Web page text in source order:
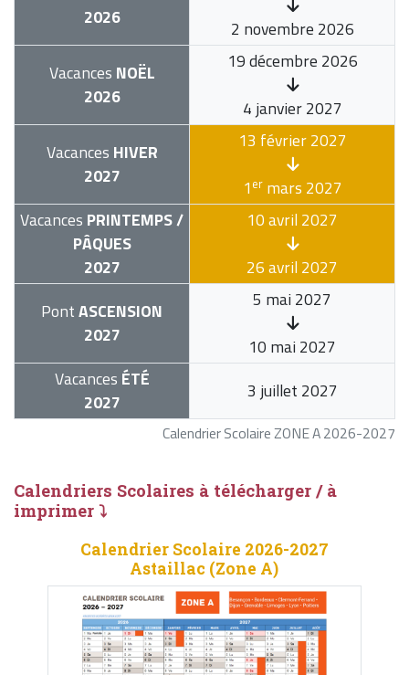
Calendrier Scolaire ZONE A 2026-2027
2026
2 novembre 2026
Vacances NOËL
2026
19 décembre 2026
4 janvier 2027
Vacances HIVER
2027
13 février 2027
1ermars 2027
Vacances PRINTEMPS /
PÂQUES
2027
10 avril 2027
26 avril 2027
PontASCENSION
2027
5 mai 2027
10 mai 2027
Vacances ÉTÉ
2027
3 juillet 2027
Calendriers Scolaires à télécharger / à
imprimer ⤵
Calendrier Scolaire 2026-2027
Astaillac (Zone A)